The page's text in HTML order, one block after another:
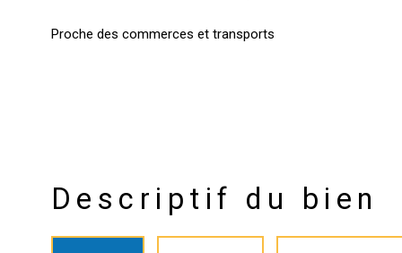
Proche des commerces et transports
Descriptif du bien